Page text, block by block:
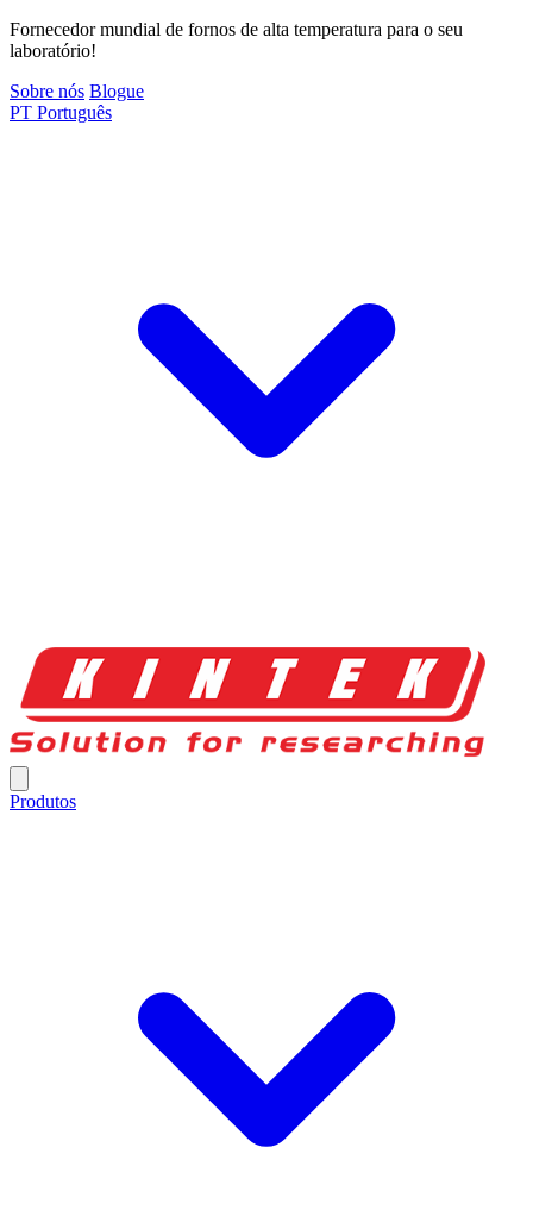
Fornecedor mundial de fornos de alta temperatura para o seu
laboratório!
Sobre nós Blogue
PT Português
Produtos